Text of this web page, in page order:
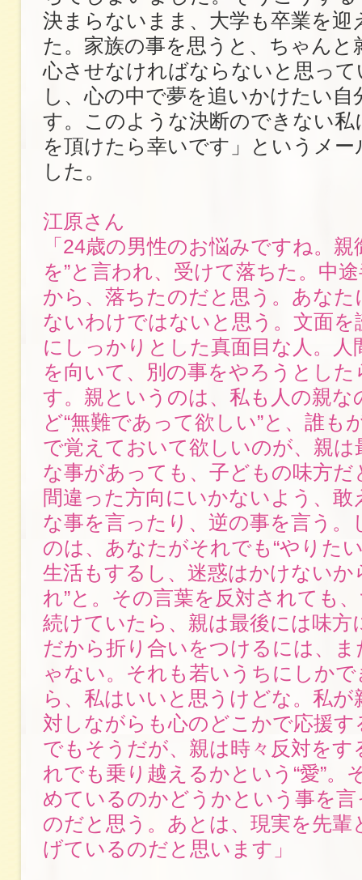
決まらないまま、大学も卒業を迎
た。家族の事を思うと、ちゃんと
心させなければならないと思っ
し、心の中で夢を追いかけたい自
す。このような決断のできない私
を頂けたら幸いです」というメ
した。
江原さん
「24歳の男性のお悩みですね。親
を”と言われ、受けて落ちた。中
から、落ちたのだと思う。あなた
ないわけではないと思う。文面を
にしっかりとした真面目な人。人
を向いて、別の事をやろうとした
す。親というのは、私も人の親な
ど“無難であって欲しい”と、誰も
で覚えておいて欲しいのが、親は
な事があっても、子どもの味方だ
間違った方向にいかないよう、
な事を言ったり、逆の事を言う。
のは、あなたがそれでも“やりた
生活もするし、迷惑はかけないか
れ”と。その言葉を反対されても
続けていたら、親は最後には味方
だから折り合いをつけるには、
ゃない。それも若いうちにしか
ら、私はいいと思うけどな。私が
対しながらも心のどこかで応援す
でもそうだが、親は時々反対をす
れでも乗り越えるかという“愛”。
めているのかどうかという事を
のだと思う。あとは、現実を先輩
げているのだと思います」